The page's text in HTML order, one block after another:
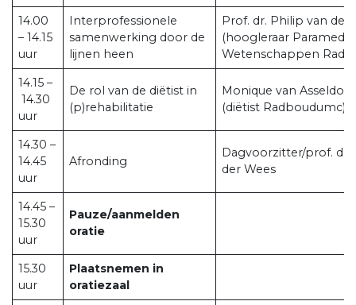
14.00
– 14.15
uur
Interprofessionele
samenwerking door de
lijnen heen
Prof. dr. Philip van der
(hoogleraar
Wetenschappen
14.15 –
14.30
uur
De rol van de diëtist in
(p)rehabilitatie
Monique van
(diëtist Radboudumc)
14.30 –
14.45
uur
Afronding
Dagvoorzitter/prof. dr.
der Wees
14.45 –
15.30
uur
Pauze/aanmelden
oratie
15.30
uur
Plaatsnemen in
oratiezaal